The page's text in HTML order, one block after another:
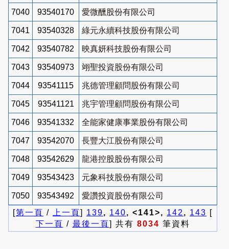
7040 93540170 愛微醺股份有限公司
7041 93540328 綠元永續科技股份有限公司
7042 93540782 映真妍科技股份有限公司
7043 93540973 翊聖投資股份有限公司
7044 93541115 兆德管理顧問股份有限公司
7045 93541121 兆宇管理顧問股份有限公司
7046 93541332 全能家健康事業股份有限公司
7047 93542070 長豐大江股份有限公司
7048 93542629 龍港控股股份有限公司
7049 93543423 元象科技股份有限公司
7050 93543492
愛讚投資股份有限公司
[第一頁 / 上一頁] 139, 140, <141>, 142 , 143 [
下一頁 / 最後一頁] 共有 8034 筆資料